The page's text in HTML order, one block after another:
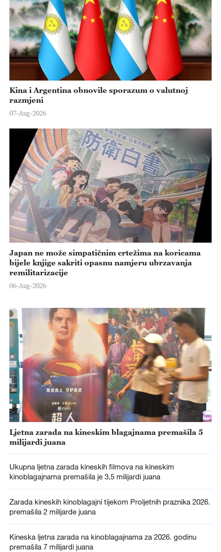
Kina i Argentina obnovile sporazum o valutnoj
razmjeni
07-Aug-2026
Japan ne može simpatičnim crtežima na koricama
bijele knjige sakriti opasnu namjeru ubrzavanja
remilitarizacije
06-Aug-2026
Ljetna zarada na kineskim blagajnama premašila 5
milijardi juana
Ukupna ljetna zarada kineskih filmova na kineskim
kinoblagajnama premašila je 3,5 milijardi juana
Zarada kineskih kinoblagajni tijekom Proljetnih praznika 2026.
premašila 2 milijarde juana
Kineska ljetna zarada na kinoblagajnama za 2026. godinu
premašila 7 milijardi juana